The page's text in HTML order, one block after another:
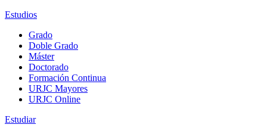
Estudios
Grado
Doble Grado
Máster
Doctorado
Formación Continua
URJC Mayores
URJC Online
Estudiar